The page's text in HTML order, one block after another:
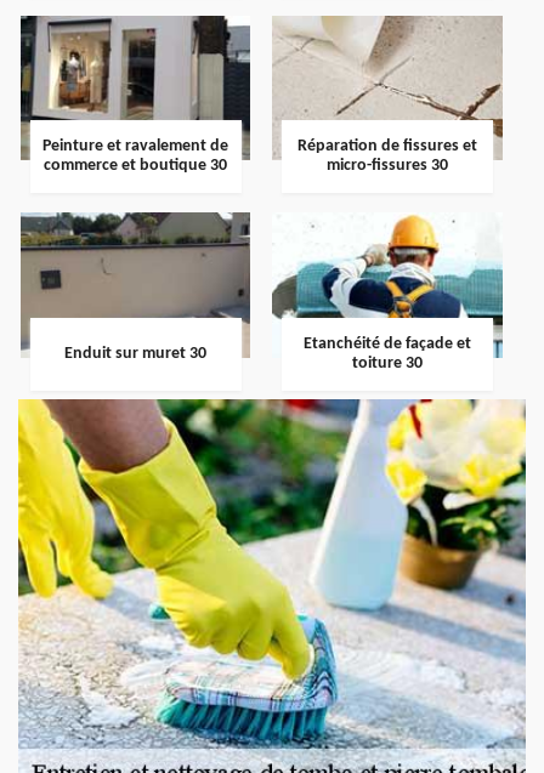
Peinture et ravalement de
commerce et boutique 30
Réparation de fissures et
micro-fissures 30
Enduit sur muret 30
Etanchéité de façade et
toiture 30